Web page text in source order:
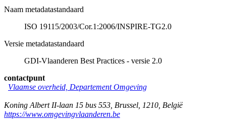
Naam metadatastandaard
ISO 19115/2003/Cor.1:2006/INSPIRE-TG2.0
Versie metadatastandaard
GDI-Vlaanderen Best Practices - versie 2.0
contactpunt
Vlaamse overheid, Departement Omgeving
Koning Albert II-laan 15 bus 553 Brussel 1210 België
https://www.omgevingvlaanderen.be